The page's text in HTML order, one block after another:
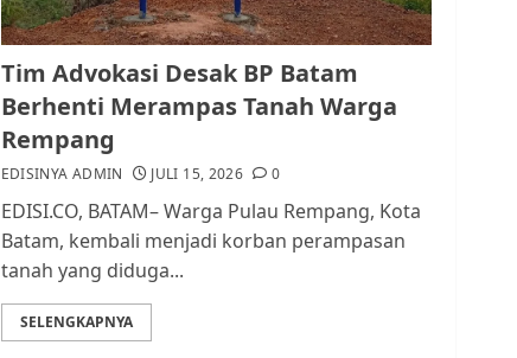
2
Kader Pajak jadi
Penghubung Pemerintah
dan Masyarakat di
Lingkungan RT/RW
3
Datangi Pemko Batam,
Warga Rempang Protes
Lahan Mereka Diambil
Tim Advokasi Desak BP Batam
Berhenti Merampas Tanah Warga
Rempang
EDISINYA ADMIN JULI 15, 2026 0
EDISI.CO, BATAM– Warga Pulau Rempang, Kota
Batam, kembali menjadi korban perampasan
tanah yang diduga...
SELENGKAPNYA